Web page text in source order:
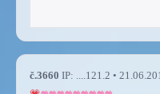
č.3660 IP: ....121.2 •